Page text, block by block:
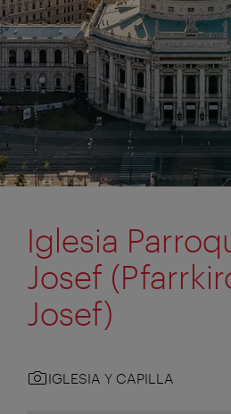
Iglesia
Josef
Josef)
IGLESIA Y CAPILLA